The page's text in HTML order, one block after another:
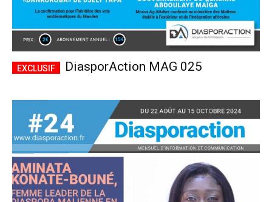
DiasporAction MAG 025